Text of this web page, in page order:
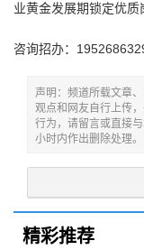
业黄金发展期锁定优质
咨询招办：
声明：频道所载文章
观点和网友自行上传
行为，请留言或直接
小时内作出删除处理。
精彩推荐